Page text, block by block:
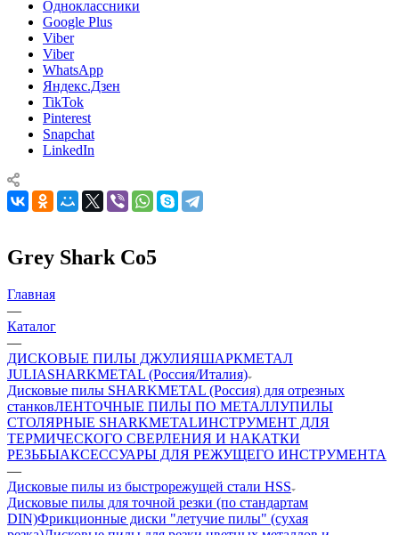
Одноклассники
Google Plus
Viber
Viber
WhatsApp
Яндекс.Дзен
TikTok
Pinterest
Snapchat
LinkedIn
Grey Shark Co5
Главная
—
Каталог
—
ДИСКОВЫЕ ПИЛЫ ДЖУЛИЯШАРКМЕТАЛ
JULIASHARKMETAL (Россия/Италия)
Дисковые пилы SHARKMETAL (Россия) для отрезных
станковЛЕНТОЧНЫЕ ПИЛЫ ПО МЕТАЛЛУПИЛЫ
СТОЛЯРНЫЕ SHARKMETALИНСТРУМЕНТ ДЛЯ
ТЕРМИЧЕСКОГО СВЕРЛЕНИЯ И НАКАТКИ
РЕЗЬБЫАКСЕССУАРЫ ДЛЯ РЕЖУЩЕГО ИНСТРУМЕНТА
—
Дисковые пилы из быстрорежущей стали HSS
Дисковые пилы для точной резки (по стандартам
DIN)Фрикционные диски "летучие пилы" (сухая